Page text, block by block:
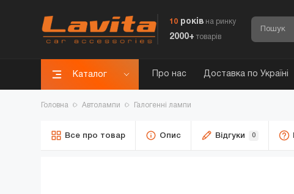
10 років на ринку
2000+ товарів
Каталог Про нас Доставка по Україні
Головна Автолампи Галогенні лампи
Все про товар Опис Відгуки 0